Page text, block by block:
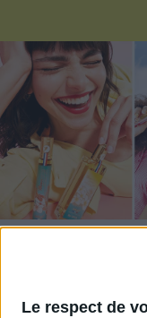
Le respect de